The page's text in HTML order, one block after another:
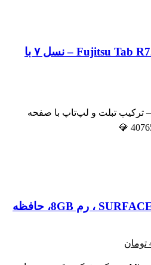
تبلت ویندوزی استوک Fujitsu Tab R727 – نسل ۷ با
💻 لپ تاپ Fujitsu Tab R727 – ترکیب تبلت و لپ‌تاپ با صفحه
لپ تاپ استوک SURFACE PRO 5 ، رم 8GB، حافظه
تومان